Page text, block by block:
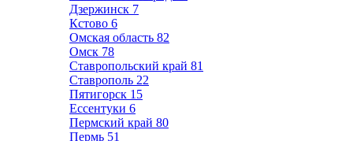
Дзержинск 7
Кстово 6
Омская область 82
Омск 78
Ставропольский край 81
Ставрополь 22
Пятигорск 15
Ессентуки 6
Пермский край 80
Пермь 51